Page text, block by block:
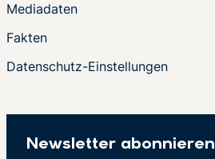
Mediadaten
Fakten
Datenschutz-Einstellungen
Newsletter abonnieren